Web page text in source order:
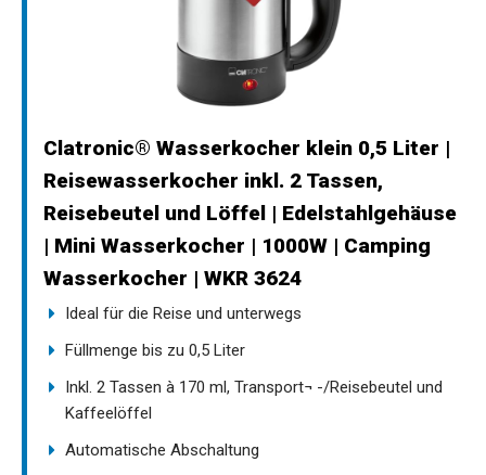
Clatronic® Wasserkocher klein 0,5 Liter |
Reisewasserkocher inkl. 2 Tassen,
Reisebeutel und Löffel | Edelstahlgehäuse
| Mini Wasserkocher | 1000W | Camping
Wasserkocher | WKR 3624
Ideal für die Reise und unterwegs
Füllmenge bis zu 0,5 Liter
Inkl. 2 Tassen à 170 ml, Transport¬ -/Reisebeutel und
Kaffeelöffel
Automatische Abschaltung